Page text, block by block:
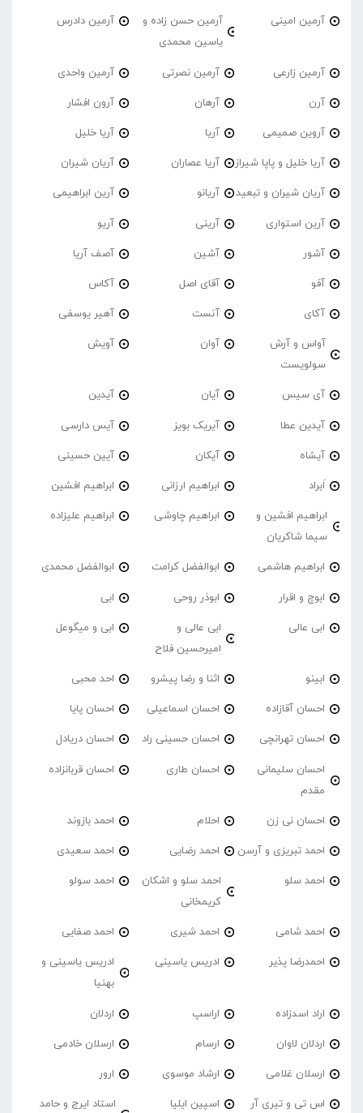
آرمین امینی
آرمین حسن زاده و
یاسین محمدی
آرمین دادرس
آرمین زارعی آرمین نصرتی آرمین واحدی
آرن آرهان آرون افشار
آروین صمیمی آریا آریا خلیل
آریا خلیل و پاپا شیراز آریا عصاران آریان شیران
آریان شیران و تبعید آریانو آرین ابراهیمی
آرین استواری آرینی آریو
آشور آشین آصف آریا
آفو آقای اصل آکاس
آکای آنست آهیر یوسفی
آواس و آرش
سولویست
آوان آویش
آی سیس آیان آیدین
آیدین عطا آیریک بویز آیس دارسی
آیشاه آیکان آیین حسینی
اَبراد ابراهیم ارزانی ابراهیم افشین
ابراهیم افشین و
سیما شاکریان
ابراهیم چاوشی ابراهیم علیزاده
ابراهیم هاشمی ابوالفضل کرامت ابوالفضل محمدی
ابوچ و اقرار ابوذر روحی ابی
ابی عالی
ابی عالی و
امیرحسین فلاح
ابی و میگوعل
ابینو اثنا و رضا پیشرو احد محبی
احسان آقازاده احسان اسماعیلی احسان پایا
احسان تهرانچی احسان حسینی راد احسان دریادل
احسان سلیمانی
مقدم
احسان طاری احسان قربانزاده
احسان نی زن احلام احمد بازوند
احمد تبریزی و آرسن احمد‌ رضایی احمد سعیدی
احمد سلو
احمد سلو و اشکان
کریمخانی
احمد سولو
احمد شامی احمد شیری احمد صفایی
احمدرضا پذیر ادریس یاسینی
ادریس یاسینی و
بهنیا
اراد اسدزاده اراسپ اردلان
اردلان لاوان ارسام ارسلان خادمی
ارسلان غلامی ارشاد موسوی ارور
اس تی و تیری آر اسپین ایلیا
استاد ایرج و حامد